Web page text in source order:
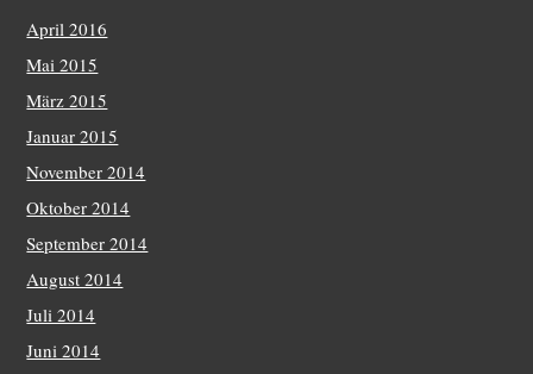
April 2016
Mai 2015
März 2015
Januar 2015
November 2014
Oktober 2014
September 2014
August 2014
Juli 2014
Juni 2014